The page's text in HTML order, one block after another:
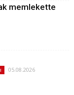
memlekette
05.08.2026